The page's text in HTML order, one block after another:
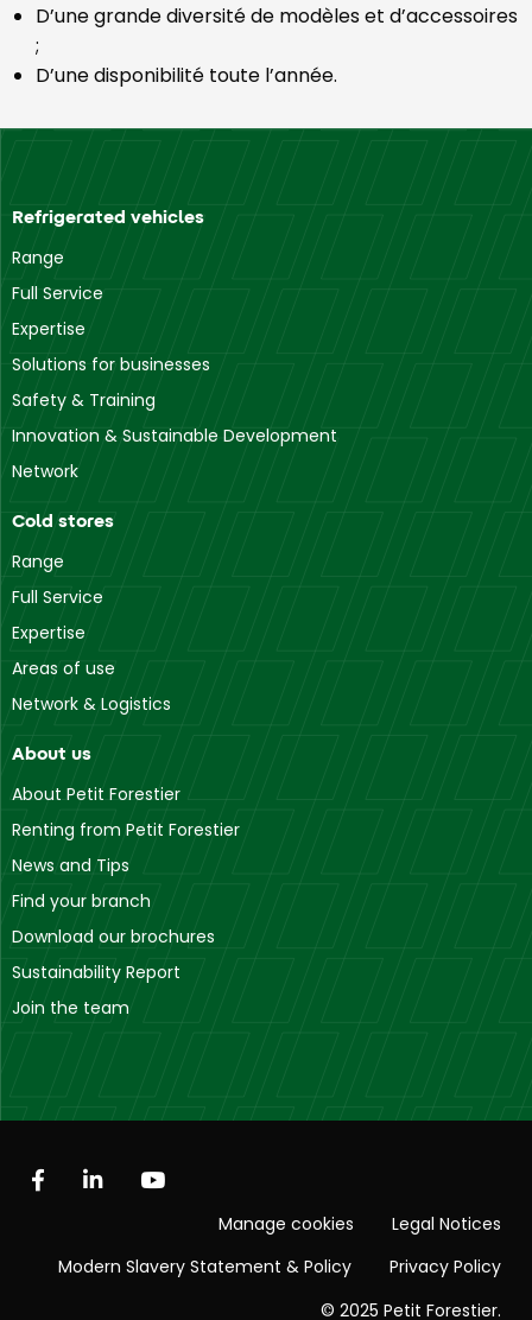
D’une grande diversité de modèles et d’accessoires
;
D’une disponibilité toute l’année.
Refrigerated vehicles
Range
Full Service
Expertise
Solutions for businesses
Safety & Training
Innovation & Sustainable Development
Network
Cold stores
Range
Full Service
Expertise
Areas of use
Network & Logistics
About us
About Petit Forestier
Renting from Petit Forestier
News and Tips
Find your branch
Download our brochures
Sustainability Report
Join the team
Manage cookies
Legal Notices
Modern Slavery Statement & Policy
Privacy Policy
© 2025 Petit Forestier.